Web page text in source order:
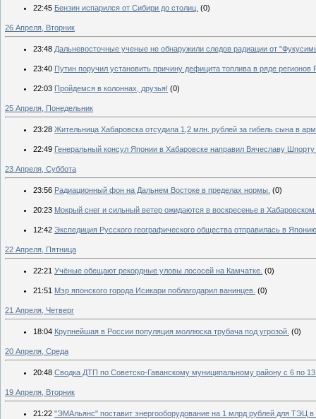
22:45 Бензин испарился от Сибири до столиц. (0)
26 Апреля, Вторник
23:48 Дальневосточные ученые не обнаружили следов радиации от
23:40 Путин поручил установить причину дефицита топлива в ряде регионов
22:03 Пройдемся в колоннах, друзья! (0)
25 Апреля, Понедельник
23:28 Жительница Хабаровска отсудила 1,2 млн. рублей за гибель сына в
22:49 Генеральный консул Японии в Хабаровске направил Вячеславу
23 Апреля, Суббота
23:56 Радиационный фон на Дальнем Востоке в пределах нормы. (0)
20:23 Мокрый снег и сильный ветер ожидаются в воскресенье в Хабаровском
12:42 Экспедиция Русского географического общества отправилась в
22 Апреля, Пятница
22:21 Учёные обещают рекордные уловы лососей на Камчатке. (0)
21:51 Мэр японского города Исикари поблагодарил ванинцев. (0)
21 Апреля, Четверг
18:04 Крупнейшая в России популяция моллюска трубача под угрозой. (0)
20 Апреля, Среда
20:48 Сводка ДТП по Советско-Гаванскому муниципальному району с 6 по 13
19 Апреля, Вторник
21:22 "ЭМАльянс" поставит энергооборудование на 1 млрд рублей для ТЭЦ в